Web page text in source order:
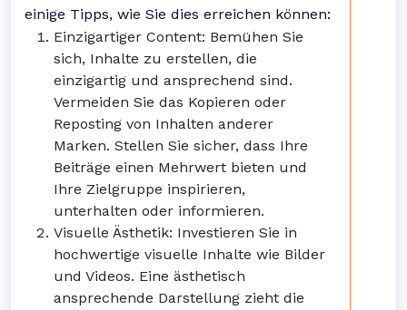
einige Tipps, wie Sie dies erreichen können:
Einzigartiger Content: Bemühen Sie
sich, Inhalte zu erstellen, die
einzigartig und ansprechend sind.
Vermeiden Sie das Kopieren oder
Reposting von Inhalten anderer
Marken. Stellen Sie sicher, dass Ihre
Beiträge einen Mehrwert bieten und
Ihre Zielgruppe inspirieren,
unterhalten oder informieren.
Visuelle Ästhetik: Investieren Sie in
hochwertige visuelle Inhalte wie Bilder
und Videos. Eine ästhetisch
ansprechende Darstellung zieht die